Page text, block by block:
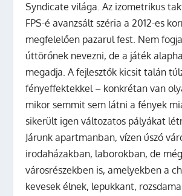
Syndicate világa. Az izometrikus
FPS-é avanzsált széria a 2012-es
megfelelően pazarul fest. Nem
úttörőnek nevezni, de a játék
megadja. A fejlesztők kicsit talán
fényeffektekkel – konkrétan van
mikor semmit sem látni a fények
sikerült igen változatos pályákat
Járunk apartmanban, vízen úszó
irodaházakban, laborokban, de
városrészekben is, amelyekben a
kevesek élnek, lepukkant,